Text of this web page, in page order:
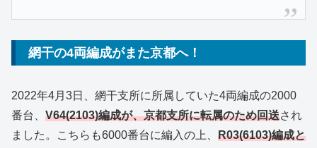
網干の4両編成がまた京都へ！
2022年4月3日、網干支所に所属していた4両編成の2000
番台、 V64(2103)編成が、京都支所に転属のため回送され
ました。こちらも6000番台に編入の上、 R03(6103)編成と